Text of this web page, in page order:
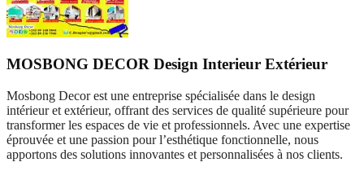
MOSBONG DECOR Design Interieur Extérieur
Mosbong Decor est une entreprise spécialisée dans le design
intérieur et extérieur, offrant des services de qualité supérieure pour
transformer les espaces de vie et professionnels. Avec une expertise
éprouvée et une passion pour l’esthétique fonctionnelle, nous
apportons des solutions innovantes et personnalisées à nos clients.